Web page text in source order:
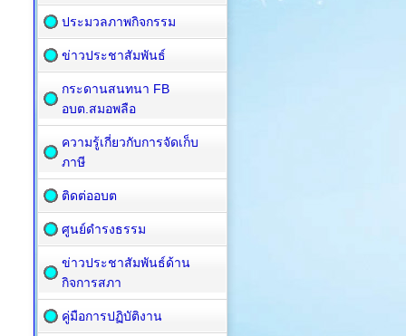
ประมวลภาพกิจกรรม
ข่าวประชาสัมพันธ์
กระดานสนทนา FB
อบต.สมอพลือ
ความรู้เกี่ยวกับการจัดเก็บ
ภาษี
ติดต่ออบต
ศูนย์ดำรงธรรม
ข่าวประชาสัมพันธ์ด้าน
กิจการสภา
คู่มือการปฏิบัติงาน